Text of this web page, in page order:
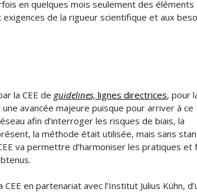
en quelques mois seulement des éléments
de la rigueur scientifique et aux
la CEE de guidelines, lignes directrices, pour
avancée majeure puisque pour arriver à ce
afin d’interroger les risques de biais, la
la méthode était utilisée, mais sans
va permettre d’harmoniser les pratiques et
en partenariat avec l’Institut Julius Kühn,